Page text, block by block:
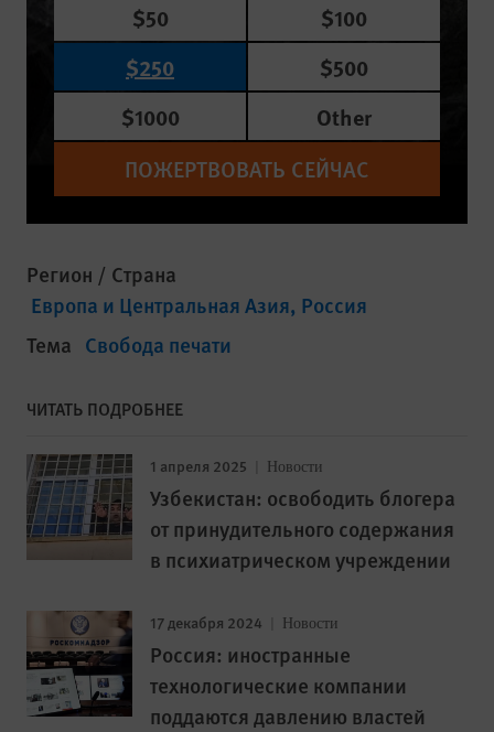
$50
$100
$250
$500
$1000
Other
ПОЖЕРТВОВАТЬ СЕЙЧАС
Регион / Страна
Европа и Центральная Азия Россия
Тема Свобода печати
ЧИТАТЬ ПОДРОБНЕЕ
1 апреля 2025 Новости
Узбекистан: освободить блогера
от принудительного содержания
в психиатрическом учреждении
17 декабря 2024 Новости
Россия: иностранные
технологические компании
поддаются давлению властей